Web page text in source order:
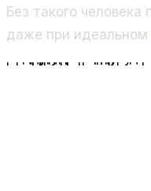
Без такого человека
даже при идеальном